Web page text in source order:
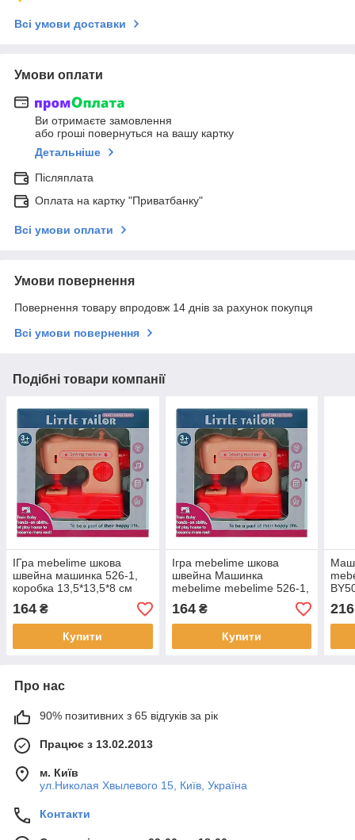
Всі умови доставки
Умови оплати
Ви отримаєте замовлення
або гроші повернуться на вашу картку
Детальніше
Післяплата
Оплата на картку "Приватбанку"
Всі умови оплати
Умови повернення
Повернення товару впродовж 14 днів за рахунок покупця
Всі умови повернення
Подібні товари компанії
ІГра mebelime шкова
швейна машинка 526-1,
коробка 13,5*13,5*8 см
164 ₴
Купити
Ігра mebelime шкова
швейна Машинка
mebelime mebelime 526-1,
164₴
Купити
216
Про нас
90% позитивних з 65 відгуків за рік
Працює з 13.02.2013
м. Київ
ул.Николая Хвылевого 15, Київ, Україна
Контакти